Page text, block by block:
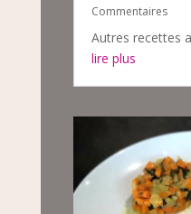
Commentaires
Autres recettes
lire plus